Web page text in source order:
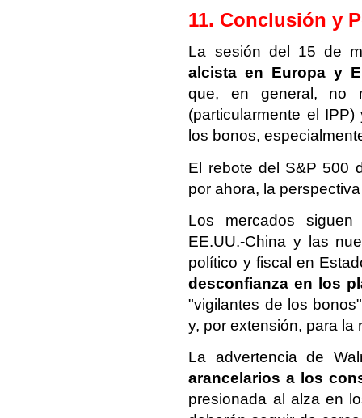
11. Conclusión y
La sesión del 15 de
alcista en Europa y
que, en general, no
(particularmente el
los bonos,
El rebote del S&P 500
por ahora, la
Los mercados
EE.UU.-China y las
político y fiscal en
desconfianza en los
"vigilantes de los
y, por extensión, para la
La advertencia de
arancelarios a los
presionada al alza en